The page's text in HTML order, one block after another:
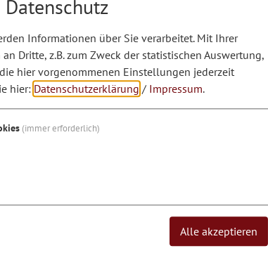
Ja, immer
Informationen über Sie verarbeitet. Mit Ihrer
Dritte, z.B. zum Zweck der statistischen Auswertung,
hier vorgenommenen Einstellungen jederzeit
hier: Datenschutzerklärung / Impressum.
(immer erforderlich)
Alle akzeptieren